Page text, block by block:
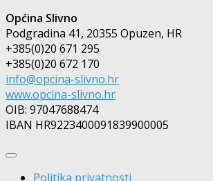
Općina Slivno
Podgradina 41, 20355 Opuzen, HR
+385(0)20 671 295
+385(0)20 672 170
info@opcina-slivno.hr
www.opcina-slivno.hr
OIB: 97047688474
IBAN HR9223400091839900005
Politika privatnosti